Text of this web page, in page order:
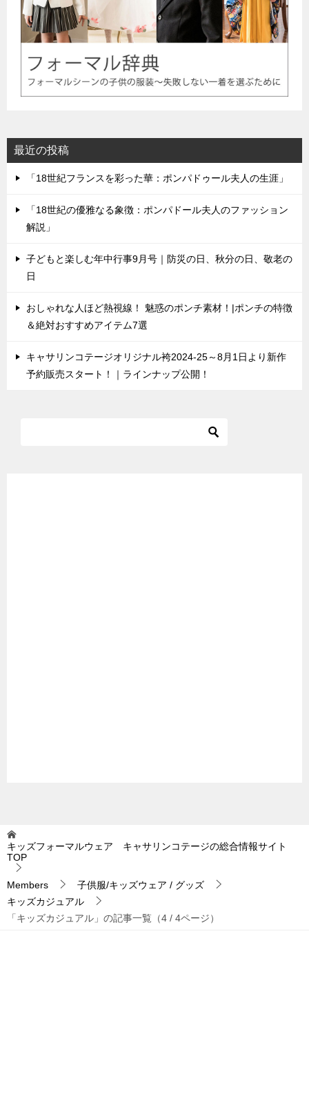
最近の投稿
「18世紀フランスを彩った華：ポンパドゥール夫人の生涯」
「18世紀の優雅なる象徴：ポンパドール夫人のファッション
解説」
子どもと楽しむ年中行事9月号｜防災の日、秋分の日、敬老の
日
おしゃれな人ほど熱視線！ 魅惑のポンチ素材！|ポンチの特徴
＆絶対おすすめアイテム7選
キャサリンコテージオリジナル袴2024-25～8月1日より新作
予約販売スタート！｜ラインナップ公開！
キッズフォーマルウェア キャサリンコテージの総合情報サイト
TOP
Members
子供服/キッズウェア / グッズ
キッズカジュアル
「キッズカジュアル」の記事一覧（4 / 4ページ）